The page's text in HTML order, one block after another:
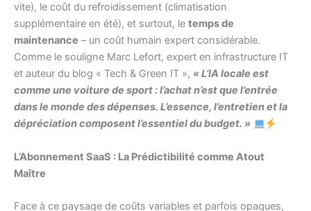
vite), le coût du refroidissement (climatisation
supplémentaire en été), et surtout, le temps de
maintenance – un coût humain expert considérable.
Comme le souligne Marc Lefort, expert en infrastructure IT
et auteur du blog « Tech & Green IT », « L’IA locale est
comme une voiture de sport : l’achat n’est que l’entrée
dans le monde des dépenses. L’essence, l’entretien et la
dépréciation composent l’essentiel du budget. »
L’Abonnement SaaS : La Prédictibilité comme Atout
Maître
Face à ce paysage de coûts variables et parfois opaques,